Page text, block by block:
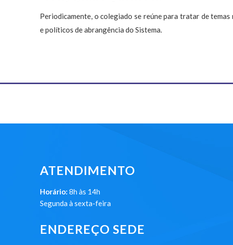
Periodicamente, o colegiado se reúne para tratar de
e políticos de abrangência do Sistema.
ATENDIMENTO
Horário: 8h às 14h
Segunda à sexta-feira
ENDEREÇO SEDE